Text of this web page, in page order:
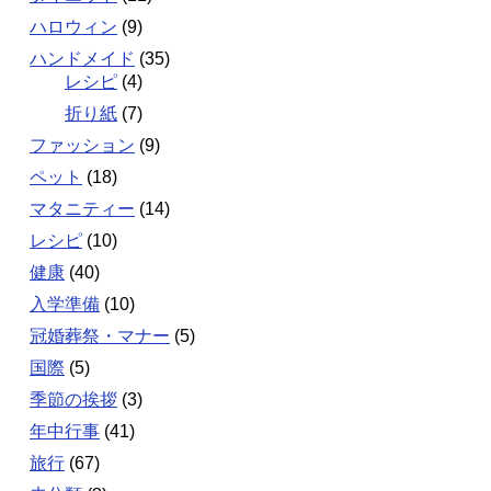
ハロウィン (9)
ハンドメイド (35)
レシピ (4)
折り紙 (7)
ファッション (9)
ペット (18)
マタニティー (14)
レシピ (10)
健康 (40)
入学準備 (10)
冠婚葬祭・マナー (5)
国際 (5)
季節の挨拶 (3)
年中行事 (41)
旅行 (67)